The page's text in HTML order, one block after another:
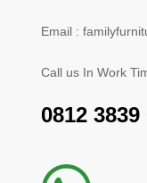
Email :
Call us In Work
0812 3839